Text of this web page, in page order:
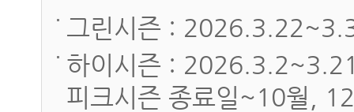
그린시즌 :
하이시즌 :
피크시즌 종료일~10월,